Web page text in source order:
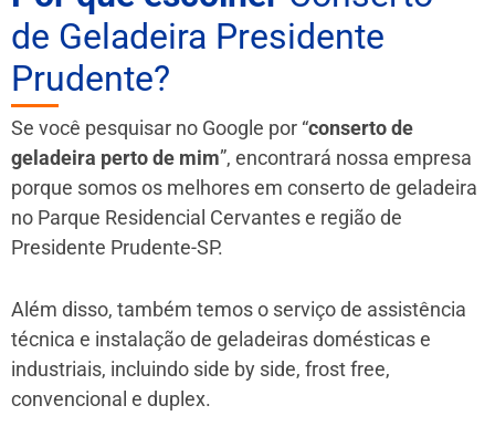
de Geladeira Presidente
Prudente?
Se você pesquisar no Google por “conserto de
geladeira perto de mim”, encontrará nossa empresa
porque somos os melhores em conserto de geladeira
no Parque Residencial Cervantes e região de
Presidente Prudente-SP.
Além disso, também temos o serviço de assistência
técnica e instalação de geladeiras domésticas e
industriais, incluindo side by side, frost free,
convencional e duplex.